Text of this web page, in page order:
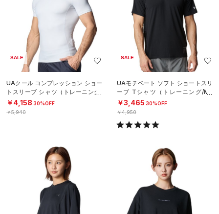
SALE
UAクール コンプレッション ショー
トスリーブ シャツ（トレーニング/
MEN）
￥4,158 30%OFF
￥5,940
SALE
UAモチベート ソフト ショートスリ
ーブ Tシャツ（トレーニング/ME
N）
￥3,465 30%OFF
￥4,950